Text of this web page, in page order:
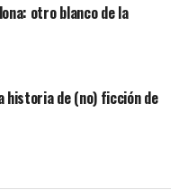
otro blanco de la
historia de (no) ficción de